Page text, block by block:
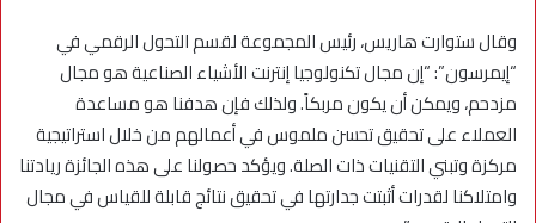
وقال ستوارت هاريس، رئيس المجموعة لقسم التحول الرقمي في
“إيمرسون”: “إن مجال تكنولوجيا إنترنت الأشياء الصناعية هو مجال
مزدحم، ويمكن أن يكون مربكاً. ولذلك فإن هدفنا هو مساعدة
العملاء على تحقيق تحسن ملموس في أعمالهم من خلال استراتيجية
مركزة وتبني التقنيات ذات الصلة. ويؤكد حصولنا على هذه الجائزة ريادتنا
وامتلاكنا لقدرات أثبتت جدارتها في تحقيق نتائج قابلة للقياس في مجال